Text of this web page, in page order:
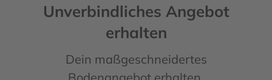
Unverbindliches Angebot
erhalten
Dein maßgeschneidertes